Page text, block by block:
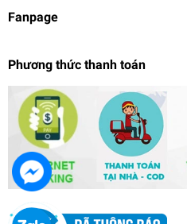
Fanpage
Phương thức thanh toán
Mô hình nhựa